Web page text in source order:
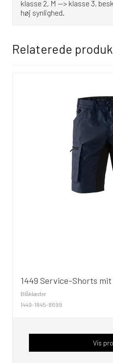
klasse 2, M --> klasse 3,
høj synlighed.
Relaterede
1449 Service-Shorts
Blåklæder
1449-1845-8699
Vis